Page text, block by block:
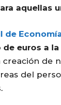
aquellas
de
euros a
creación de
del